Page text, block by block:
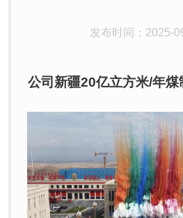
发布时间：2025-
公司新疆20亿立方米/年